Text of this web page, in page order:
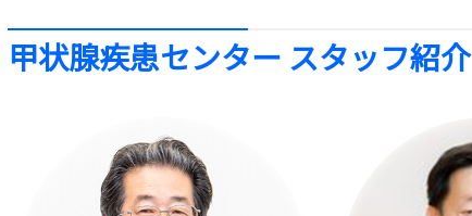
甲状腺疾患センター スタッフ紹介